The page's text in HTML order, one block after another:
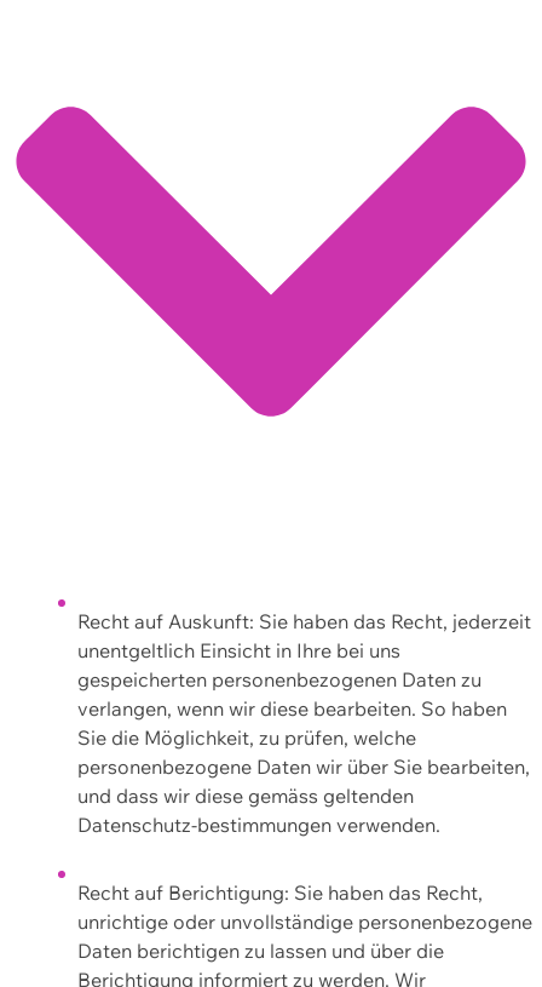
Recht auf Auskunft: Sie haben das Recht, jederzeit
unentgeltlich Einsicht in Ihre bei uns
gespeicherten personenbezogenen Daten zu
verlangen, wenn wir diese bearbeiten. So haben
Sie die Möglichkeit, zu prüfen, welche
personenbezogene Daten wir über Sie bearbeiten,
und dass wir diese gemäss geltenden
Datenschutz-bestimmungen verwenden.
Recht auf Berichtigung: Sie haben das Recht,
unrichtige oder unvollständige personenbezogene
Daten berichtigen zu lassen und über die
Berichtigung informiert zu werden. Wir